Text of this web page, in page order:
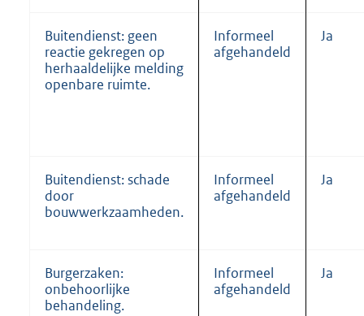
Buitendienst: geen
reactie gekregen op
herhaaldelijke melding
openbare ruimte.
Informeel
afgehandeld
Ja
Buitendienst: schade
door
bouwwerkzaamheden.
Informeel
afgehandeld
Ja
Burgerzaken:
onbehoorlijke
behandeling.
Informeel
afgehandeld
Ja